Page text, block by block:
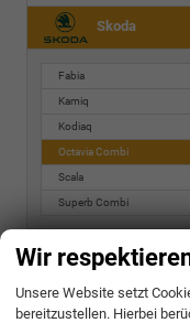
Skoda
Fabia
Kamiq
Kodiaq
Octavia Combi
Scala
Superb Combi
Toyota
Volkswagen
Wir
Unsere Website setzt
bereitzustellen. Hierbei